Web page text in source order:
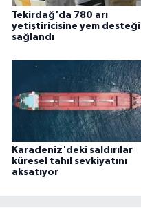
Tekirdağ'da 780 arı
yetiştiricisine yem desteği
sağlandı
Karadeniz'deki saldırılar
küresel tahıl sevkiyatını
aksatıyor